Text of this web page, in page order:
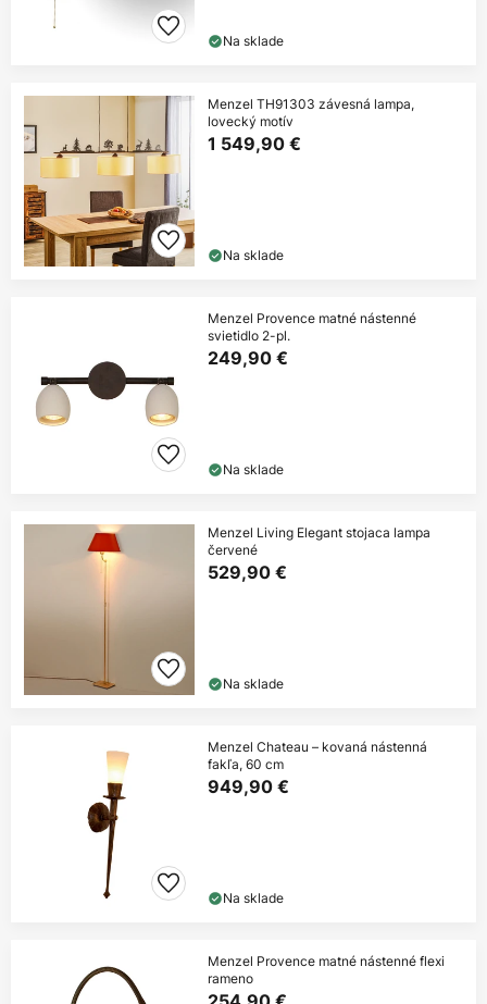
Na sklade
Menzel TH91303 závesná lampa,
lovecký motív
1 549,90 €
Na sklade
Menzel Provence matné nástenné
svietidlo 2-pl.
249,90 €
Na sklade
Menzel Living Elegant stojaca lampa
červené
529,90 €
Na sklade
Menzel Chateau – kovaná nástenná
fakľa, 60 cm
949,90 €
Na sklade
Menzel Provence matné nástenné flexi
rameno